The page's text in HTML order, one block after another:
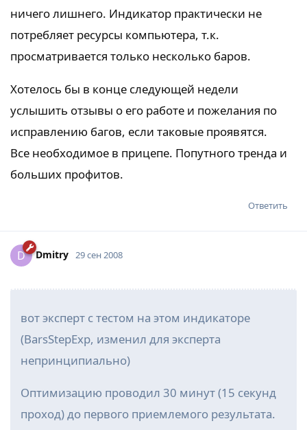
ничего лишнего. Индикатор практически не
потребляет ресурсы компьютера, т.к.
просматривается только несколько баров.
Хотелось бы в конце следующей недели
услышить отзывы о его работе и пожелания по
исправлению багов, если таковые проявятся.
Все необходимое в прицепе. Попутного тренда и
больших профитов.
Ответить
D Dmitry 29 сен 2008
вот эксперт с тестом на этом индикаторе
(BarsStepExp, изменил для эксперта
непринципиально)
Оптимизацию проводил 30 минут (15 секунд
проход) до первого приемлемого результата.